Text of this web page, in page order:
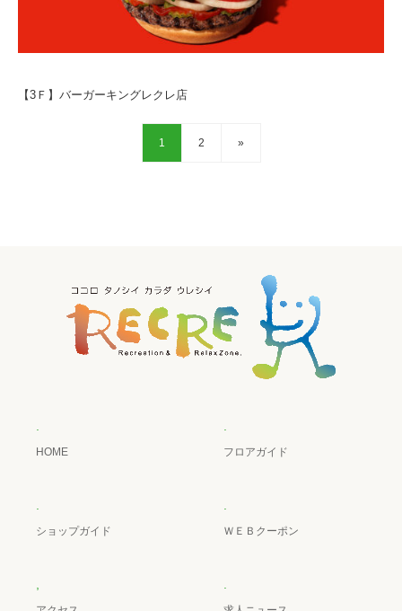
【3Ｆ】バーガーキングレクレ店
1 2 »
.
HOME
.
フロアガイド
.
ショップガイド
.
ＷＥＢクーポン
, .